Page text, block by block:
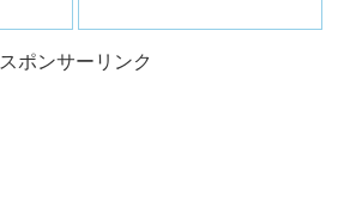
スポンサーリンク